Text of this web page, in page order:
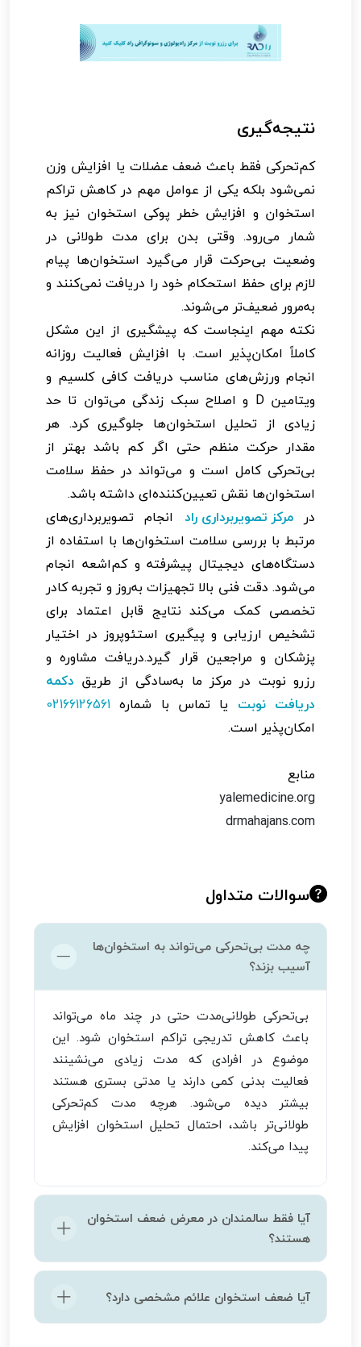
نتیجه‌گیری
کم‌تحرکی فقط باعث ضعف عضلات یا افزایش وزن
نمی‌شود بلکه یکی از عوامل مهم در کاهش تراکم
استخوان و افزایش خطر پوکی استخوان نیز به
شمار می‌رود. وقتی بدن برای مدت طولانی در
وضعیت بی‌حرکت قرار می‌گیرد استخوان‌ها پیام
لازم برای حفظ استحکام خود را دریافت نمی‌کنند و
به‌مرور ضعیف‌تر می‌شوند.
نکته مهم اینجاست که پیشگیری از این مشکل
کاملاً امکان‌پذیر است. با افزایش فعالیت روزانه
انجام ورزش‌های مناسب دریافت کافی کلسیم و
ویتامین D و اصلاح سبک زندگی می‌توان تا حد
زیادی از تحلیل استخوان‌ها جلوگیری کرد. هر
مقدار حرکت منظم حتی اگر کم باشد بهتر از
بی‌تحرکی کامل است و می‌تواند در حفظ سلامت
استخوان‌ها نقش تعیین‌کننده‌ای داشته باشد.
درمرکز تصویربرداری راد انجام تصویربرداری‌های
مرتبط با بررسی سلامت استخوان‌ها با استفاده از
دستگاه‌های دیجیتال پیشرفته و کم‌اشعه انجام
می‌شود. دقت فنی بالا تجهیزات به‌روز و تجربه کادر
تخصصی کمک می‌کند نتایج قابل اعتماد برای
تشخیص ارزیابی و پیگیری استئوپروز در اختیار
پزشکان و مراجعین قرار گیرد.دریافت مشاوره و
رزرو نوبت در مرکز ما به‌سادگی از طریق دکمه
دریافت نوبت یا تماس با شماره 02166126561
امکان‌پذیر است.
منابع
yalemedicine.org
drmahajans.com
سوالات متداول
چه مدت بی‌تحرکی می‌تواند به استخوان‌ها
آسیب بزند؟
بی‌تحرکی طولانی‌مدت حتی در چند ماه می‌تواند
باعث کاهش تدریجی تراکم استخوان شود. این
موضوع در افرادی که مدت زیادی می‌نشینند
فعالیت بدنی کمی دارند یا مدتی بستری هستند
بیشتر دیده می‌شود. هرچه مدت کم‌تحرکی
طولانی‌تر باشد، احتمال تحلیل استخوان افزایش
پیدا می‌کند.
آیا فقط سالمندان در معرض ضعف استخوان
هستند؟
ضعف استخوان فقط محدود به سالمندان نیست.
افراد جوان نیز در صورت کم‌تحرکی، تغذیه نامناسب
آیا ضعف استخوان علائم مشخصی دارد؟